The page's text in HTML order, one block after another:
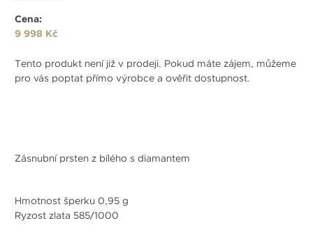
Cena:
9 998 Kč
Tento produkt není již v prodeji. Pokud máte zájem, můžeme
pro vás poptat přímo výrobce a ověřit dostupnost.
Zásnubní prsten z bílého s diamantem
Hmotnost šperku 0,95 g
Ryzost zlata 585/1000